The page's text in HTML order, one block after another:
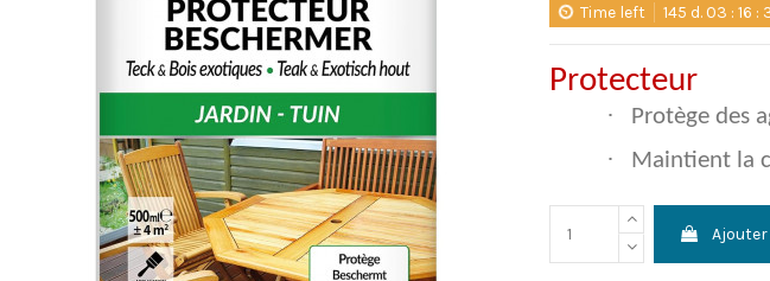
Time left 145 d. 03 :16 :
Protecteur
· Protège des
· Maintient la